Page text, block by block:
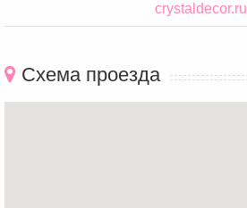
crystaldecor.ru
Схема проезда